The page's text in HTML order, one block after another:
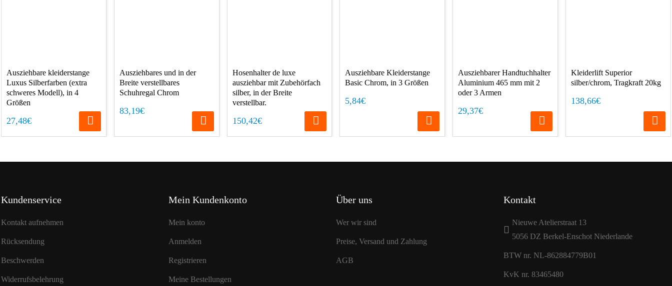
Ausziehbare kleiderstange
Luxus Silberfarben (extra
schweres Modell), in 4
Größen
27,48€
Ausziehbares und in der
Breite verstellbares
Schuhregal Chrom
83,19€
Hosenhalter de luxe
ausziehbar mit Zubehörfach
silber, in der Breite
verstellbar.
150,42€
Ausziehbare Kleiderstange
Basic Chrom, in 3 Größen
5,84€
Ausziehbarer Handtuchhalter
Aluminium 465 mm mit 2
oder 3 Armen
29,37€
Kleiderlift Superior
silber/chrom, Tragkraft 20kg
138,66€
Kundenservice
Kontakt aufnehmen
Rücksendung
Beschwerden
Widerrufsbelehrung
Mein Kundenkonto
Mein konto
Anmelden
Registrieren
Meine Bestellungen
Über uns
Wer wir sind
Preise, Versand und Zahlung
AGB
Kontakt
Nieuwe Atelierstraat 13
5056 DZ Berkel-Enschot Niederlande
BTW nr. NL-862884779B01
KvK nr. 83465480